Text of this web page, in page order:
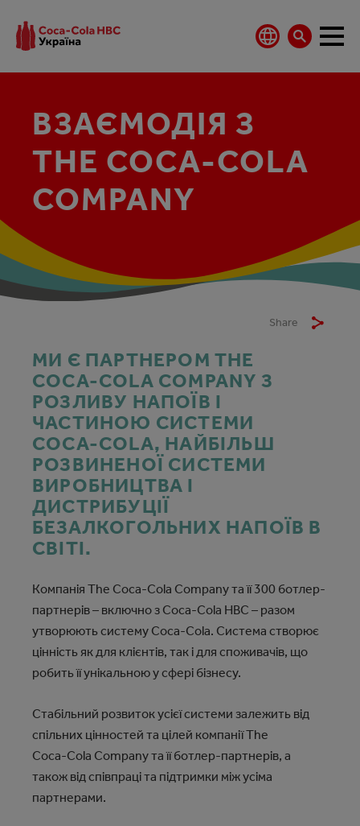
ВЗАЄМОДІЯ З
THE COCA‑COLA
COMPANY
Share
МИ Є ПАРТНЕРОМ THE
COCA‑COLA COMPANY З
РОЗЛИВУ НАПОЇВ І
ЧАСТИНОЮ СИСТЕМИ
COCA‑COLA, НАЙБІЛЬШ
РОЗВИНЕНОЇ СИСТЕМИ
ВИРОБНИЦТВА І
ДИСТРИБУЦІЇ
БЕЗАЛКОГОЛЬНИХ НАПОЇВ В
СВІТІ.
Компанія The Coca‑Cola Company та її 300 ботлер-
партнерів – включно з Coca‑Cola HBC – разом
утворюють систему Coca‑Cola. Система створює
цінність як для клієнтів, так і для споживачів, що
робить її унікальною у сфері бізнесу.
Стабільний розвиток усієї системи залежить від
спільних цінностей та цілей компанії The
Coca‑Cola Company та її ботлер-партнерів, а
також від співпраці та підтримки між усіма
партнерами.